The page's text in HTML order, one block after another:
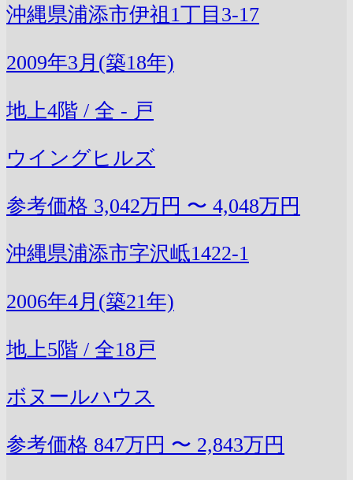
沖縄県浦添市伊祖1丁目3-17
2009年3月(築18年)
地上4階 / 全 - 戸
ウイングヒルズ
参考価格 3,042万円 〜 4,048万円
沖縄県浦添市字沢岻1422-1
2006年4月(築21年)
地上5階 / 全18戸
ボヌールハウス
参考価格 847万円 〜 2,843万円